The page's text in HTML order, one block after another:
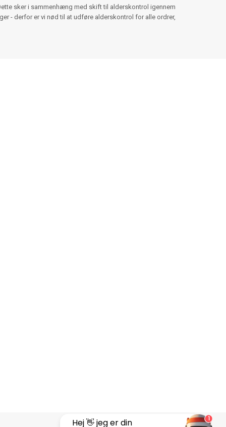
sker i sammenhæng med skift til alderskontrol igennem
- derfor er vi nød til at udføre alderskontrol for alle ordrer,
Hej 👋 jeg er din 1